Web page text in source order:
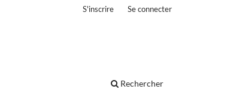
Rechercher
S'inscrire Se connecter